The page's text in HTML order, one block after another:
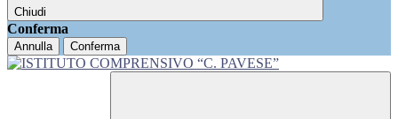
Chiudi
Conferma
Annulla Conferma